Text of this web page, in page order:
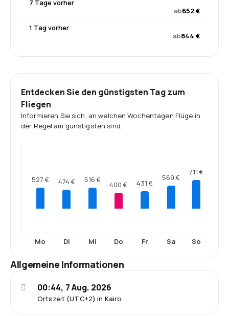
7 Tage vorher
ab652 €
1 Tag vorher
ab844 €
Entdecken Sie den günstigsten Tag zum
Fliegen
Informieren Sie sich, an welchen Wochentagen Flüge in
der Regel am günstigsten sind.
527 €
Mo
474 €
Di
516 €
Mi
400 €
Do
431 €
Fr
569 €
Sa
711 €
So
Allgemeine Informationen
Ortszeit (UTC+2) in Kairo
00:44, 7 Aug. 2026